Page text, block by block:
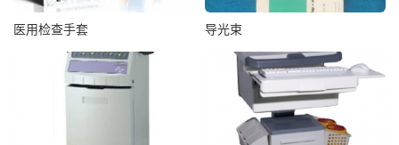
医用检查手套 导光束